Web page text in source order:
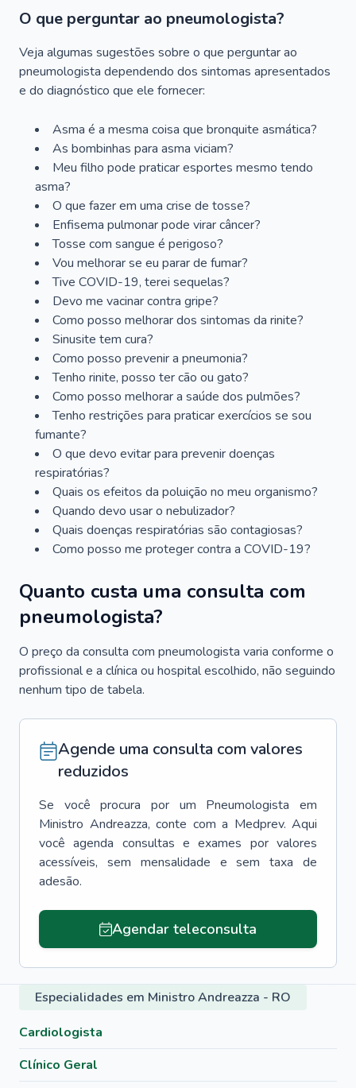
O que perguntar ao pneumologista?
Veja algumas sugestões sobre o que perguntar ao
pneumologista dependendo dos sintomas apresentados
e do diagnóstico que ele fornecer:
Asma é a mesma coisa que bronquite asmática?
As bombinhas para asma viciam?
Meu filho pode praticar esportes mesmo tendo
asma?
O que fazer em uma crise de tosse?
Enfisema pulmonar pode virar câncer?
Tosse com sangue é perigoso?
Vou melhorar se eu parar de fumar?
Tive COVID-19, terei sequelas?
Devo me vacinar contra gripe?
Como posso melhorar dos sintomas da rinite?
Sinusite tem cura?
Como posso prevenir a pneumonia?
Tenho rinite, posso ter cão ou gato?
Como posso melhorar a saúde dos pulmões?
Tenho restrições para praticar exercícios se sou
fumante?
O que devo evitar para prevenir doenças
respiratórias?
Quais os efeitos da poluição no meu organismo?
Quando devo usar o nebulizador?
Quais doenças respiratórias são contagiosas?
Como posso me proteger contra a COVID-19?
Quanto custa uma consulta com
pneumologista?
O preço da consulta com pneumologista varia conforme o
profissional e a clínica ou hospital escolhido, não seguindo
nenhum tipo de tabela.
Agende uma consulta com valores
reduzidos
Se você procura por um Pneumologista
em
Ministro Andreazza, conte com a Medprev. Aqui
você agenda consultas e exames por valores
acessíveis, sem mensalidade e sem taxa de
adesão.
Agendar teleconsulta
Especialidades em Ministro Andreazza - RO
Cardiologista
Clínico Geral